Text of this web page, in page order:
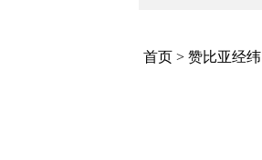
首页 > 赞比亚经纬